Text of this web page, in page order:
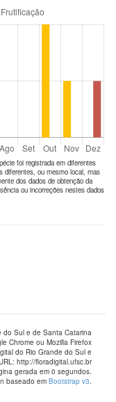
foi registrada em diferentes
diferentes, ou mesmo local, mas
dos dados de obtenção da
ou incorreções nestes dados
do Sul e de Santa Catarina
Chrome ou Mozilla Firefox
do Rio Grande do Sul e
http://floradigital.ufsc.br
gerada em 0 segundos.
baseado em Bootstrap v3.